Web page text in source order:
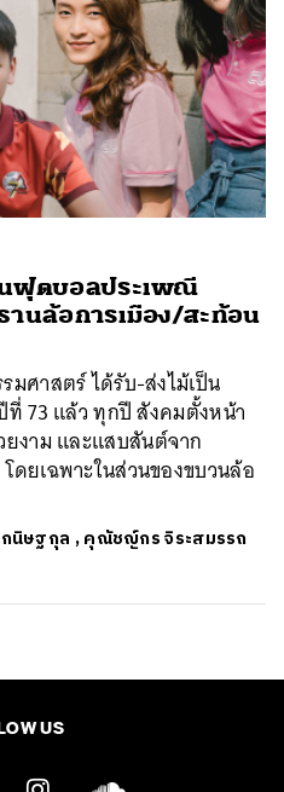
นฟุตบอลประเพณี
นล้อการเมือง/สะท้อน
ศาสตร์ ได้รับ-ส่งไม้เป็น
73 แล้ว ทุกปี สังคมตั้งหน้า
งาม และแสบสันต์จาก
ยเฉพาะในส่วนของขบวนล้อ
นิษฐกุล ,คุณัชญ์กร จิระสมรรถ
US